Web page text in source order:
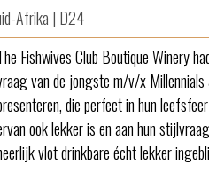
Afrika | D24
Fishwives Club Boutique Winery
van de jongste m/v/x Millennials
die perfect in hun
ook lekker is en aan hun
vlot drinkbare écht lekker